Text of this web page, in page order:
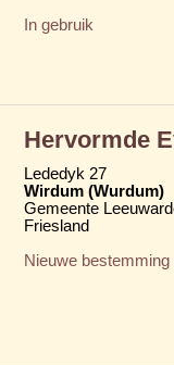
In gebruik
Hervormde
Lededyk 27
Wirdum (Wurdum)
Gemeente
Friesland
Nieuwe bestemming